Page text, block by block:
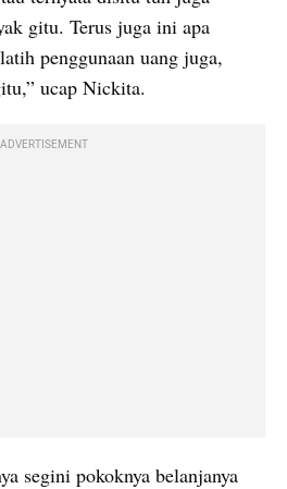
gitu. Terus juga ini apa
penggunaan uang juga,
ucap Nickita.
ADVERTISEMENT
segini pokoknya belanjanya